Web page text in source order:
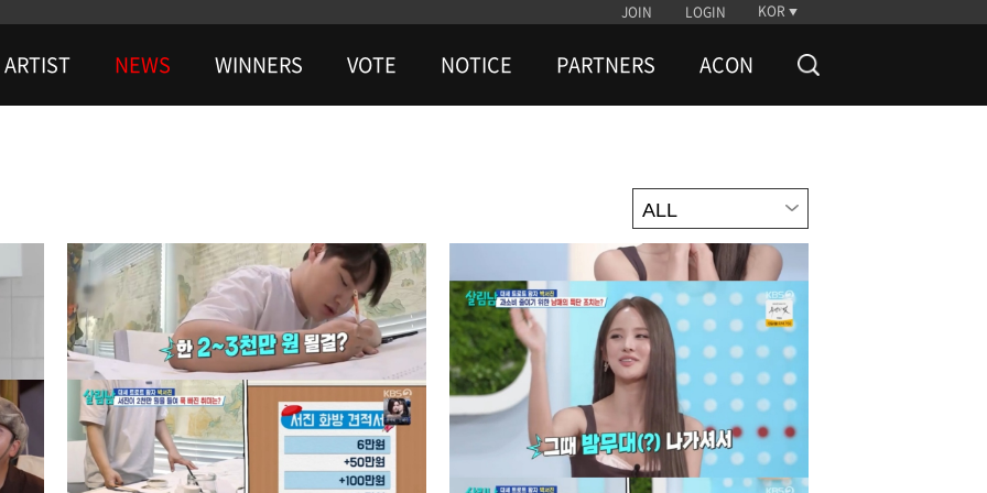
JOIN LOGIN KOR
ARTIST NEWS WINNERS VOTE NOTICE PARTNERS ACON
ALL